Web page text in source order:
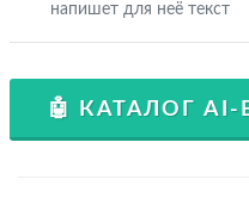
напишет для неё текст
🤖 КАТАЛОГ